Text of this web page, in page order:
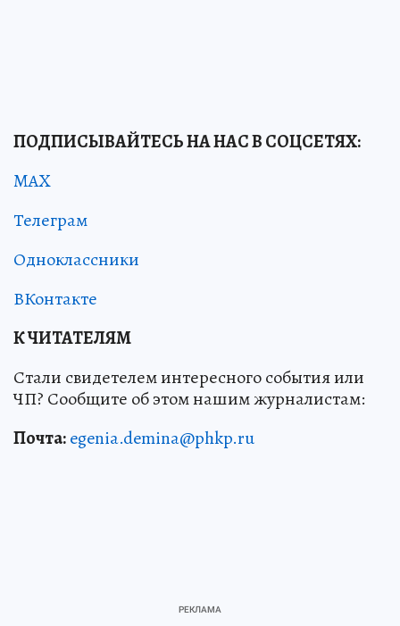
ПОДПИСЫВАЙТЕСЬ НА НАС В СОЦСЕТЯХ:
MAX
Телеграм
Одноклассники
ВКонтакте
К ЧИТАТЕЛЯМ
Стали свидетелем интересного события или
ЧП? Сообщите об этом нашим журналистам:
Почта:egenia.demina@phkp.ru